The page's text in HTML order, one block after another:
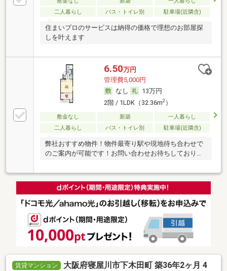
二人暮らし
バス・トイレ別 駐車場(近隣含)
住まいプロのサービスは納得の価格で理想のお部屋探
しを叶えます
6.50万円
管理費5,000円
なし
13万円
2階 / 1LDK（32.36m2）
敷金なし 新築
一人暮らし
二人暮らし
バス・トイレ別 駐車場(近隣含)
弊社おすすめ物件！物件最寄り駅や現地待ち合わせで
のご案内が可能です！お問い合わせお待ちしておりま
賃貸マンション
大阪府寝屋川市下木田町 築36年2ヶ月 4